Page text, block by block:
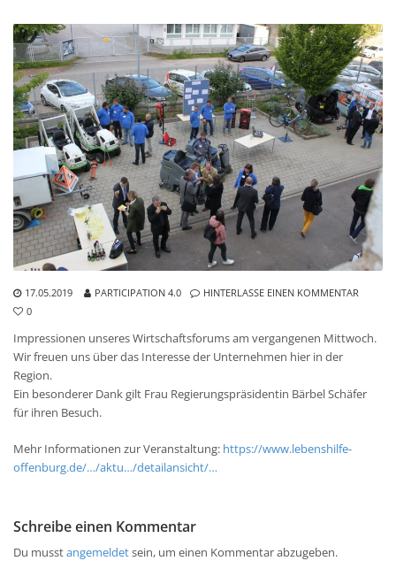
17.05.2019 PARTICIPATION 4.0
HINTERLASSE EINEN KOMMENTAR
0
Impressionen unseres Wirtschaftsforums am vergangenen Mittwoch.
Wir freuen uns über das Interesse der Unternehmen hier in der
Region.
Ein besonderer Dank gilt Frau Regierungspräsidentin Bärbel Schäfer
für ihren Besuch.
Mehr Informationen zur Veranstaltung: https://www.lebenshilfe-
offenburg.de/…/aktu…/detailansicht/…
Schreibe einen Kommentar
Du musstangemeldetsein, um einen Kommentar abzugeben.